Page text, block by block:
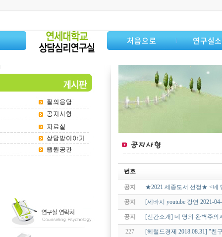
처음으로 연구실
번호
공지 ★2021 세종도서 선정★ <네
공지 [세바시 youtube 강연 2021-
공지 [신간소개] 네 명의 완벽주의
227 [헤럴드경제 2018.08.31] "